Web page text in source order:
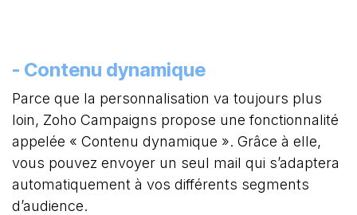
- Contenu dynamique
Parce que la personnalisation va toujours plus
loin, Zoho Campaigns propose une fonctionnalité
appelée « Contenu dynamique ». Grâce à elle,
vous pouvez envoyer un seul mail qui s’adaptera
automatiquement à vos différents segments
d’audience.